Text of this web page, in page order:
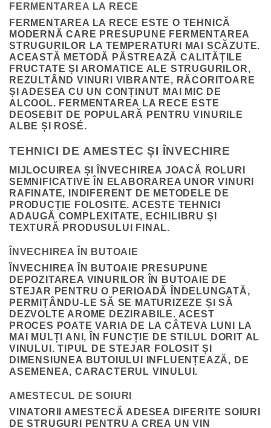
FERMENTAREA LA RECE
FERMENTAREA LA RECE ESTE O TEHNICĂ
MODERNĂ CARE PRESUPUNE FERMENTAREA
STRUGURILOR LA TEMPERATURI MAI SCĂZUTE.
ACEASTĂ METODĂ PĂSTREAZĂ CALITĂȚILE
FRUCTATE ȘI AROMATICE ALE STRUGURILOR,
REZULTÂND VINURI VIBRANTE, RĂCORITOARE
ȘI ADESEA CU UN CONȚINUT MAI MIC DE
ALCOOL. FERMENTAREA LA RECE ESTE
DEOSEBIT DE POPULARĂ PENTRU VINURILE
ALBE ȘI ROSÉ.
TEHNICI DE AMESTEC ȘI ÎNVECHIRE
MIJLOCUIREA ȘI ÎNVECHIREA JOACĂ ROLURI
SEMNIFICATIVE ÎN ELABORAREA UNOR VINURI
RAFINATE, INDIFERENT DE METODELE DE
PRODUCȚIE FOLOSITE. ACESTE TEHNICI
ADAUGĂ COMPLEXITATE, ECHILIBRU ȘI
TEXTURĂ PRODUSULUI FINAL.
ÎNVECHIREA ÎN BUTOAIE
ÎNVECHIREA ÎN BUTOAIE PRESUPUNE
DEPOZITAREA VINURILOR ÎN BUTOAIE DE
STEJAR PENTRU O PERIOADĂ ÎNDELUNGATĂ,
PERMIȚÂNDU-LE SĂ SE MATURIZEZE ȘI SĂ
DEZVOLTE AROME DEZIRABILE. ACEST
PROCES POATE VARIA DE LA CÂTEVA LUNI LA
MAI MULȚI ANI, ÎN FUNCȚIE DE STILUL DORIT AL
VINULUI. TIPUL DE STEJAR FOLOSIT ȘI
DIMENSIUNEA BUTOIULUI INFLUENȚEAZĂ, DE
ASEMENEA, CARACTERUL VINULUI.
AMESTECUL DE SOIURI
VINATORII AMESTECĂ ADESEA DIFERITE SOIURI
DE STRUGURI PENTRU A CREA UN VIN